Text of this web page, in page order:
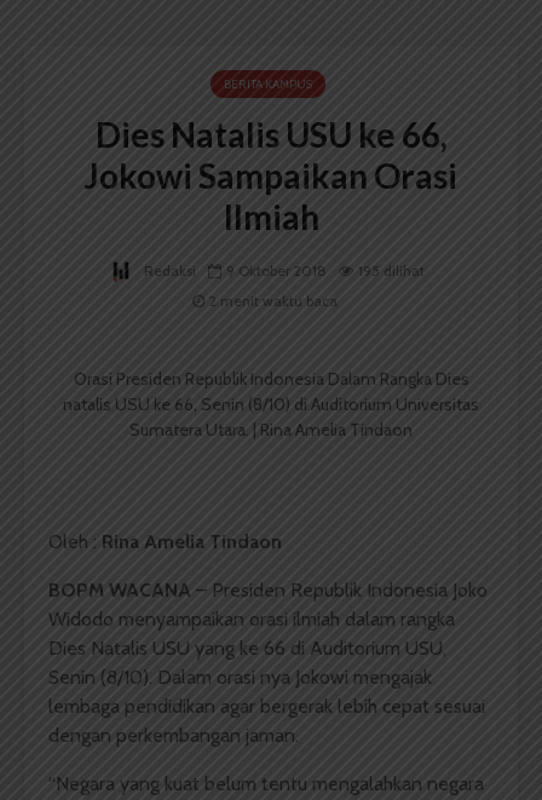
BERITA KAMPUS
Dies Natalis USU ke 66,
Jokowi Sampaikan Orasi
Ilmiah
Redaksi 9 Oktober 2018
195 dilihat
2 menit waktu baca
Orasi Presiden Republik Indonesia Dalam Rangka Dies
natalis USU ke 66, Senin (8/10) di Auditorium Universitas
Sumatera Utara. | Rina Amelia Tindaon
Oleh : Rina Amelia Tindaon
BOPM WACANA – Presiden Republik Indonesia Joko
Widodo menyampaikan orasi ilmiah dalam rangka
Dies Natalis USU yang ke 66 di Auditorium USU,
Senin (8/10). Dalam orasi nya Jokowi mengajak
lembaga pendidikan agar bergerak lebih cepat sesuai
dengan perkembangan jaman.
“Negara yang kuat belum tentu mengalahkan negara